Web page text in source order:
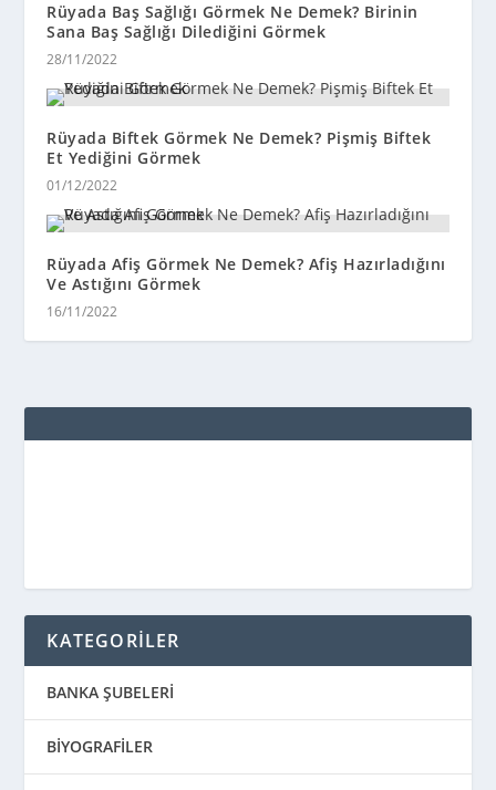
Rüyada Baş Sağlığı Görmek Ne Demek? Birinin
Sana Baş Sağlığı Dilediğini Görmek
28/11/2022
Rüyada Biftek Görmek Ne Demek? Pişmiş Biftek
Et Yediğini Görmek
01/12/2022
Rüyada Afiş Görmek Ne Demek? Afiş Hazırladığını
Ve Astığını Görmek
16/11/2022
KATEGORİLER
BANKA ŞUBELERİ
BİYOGRAFİLER